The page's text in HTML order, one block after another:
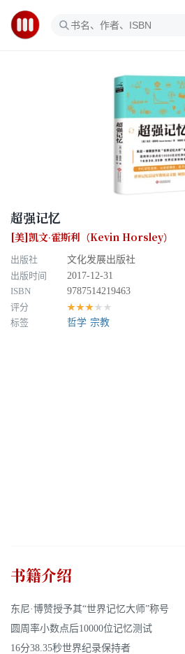
超强记忆
[美]凯文·霍斯利（Kevin Horsley）
出版社
文化发展出版社
出版时间
2017-12-31
ISBN
9787514219463
评分
★★★★★
标签 哲学 宗教
书籍介绍
东尼·博赞授予其“世界记忆大师”称号
圆周率小数点后10000位记忆测试
16分38.35秒世界纪录保持者